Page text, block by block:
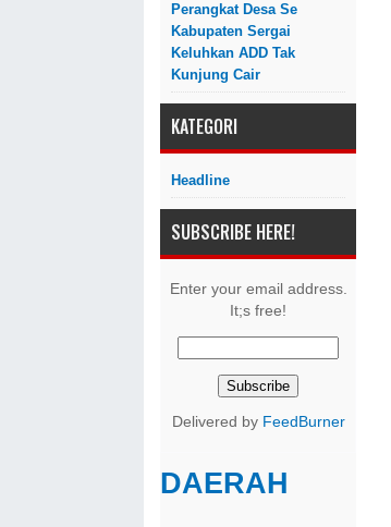
Perangkat Desa Se
Kabupaten Sergai
Keluhkan ADD Tak
Kunjung Cair
KATEGORI
Headline
SUBSCRIBE HERE!
Enter your email address.
It;s free!
Delivered by FeedBurner
DAERAH